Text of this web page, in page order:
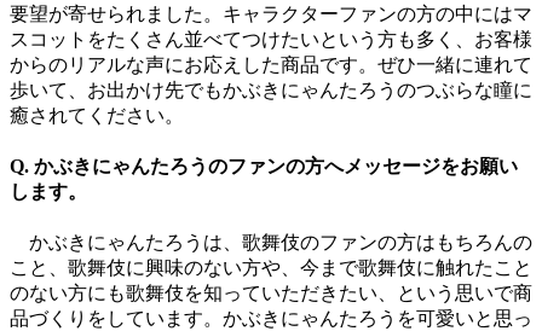
要望が寄せられました。キャラクターファンの方の中にはマ
スコットをたくさん並べてつけたいという方も多く、お客様
からのリアルな声にお応えした商品です。ぜひ一緒に連れて
歩いて、お出かけ先でもかぶきにゃんたろうのつぶらな瞳に
癒されてください。
Q. かぶきにゃんたろうのファンの方へメッセージをお願い
します。
かぶきにゃんたろうは、歌舞伎のファンの方はもちろんの
こと、歌舞伎に興味のない方や、今まで歌舞伎に触れたこと
のない方にも歌舞伎を知っていただきたい、という思いで商
品づくりをしています。かぶきにゃんたろうを可愛いと思っ